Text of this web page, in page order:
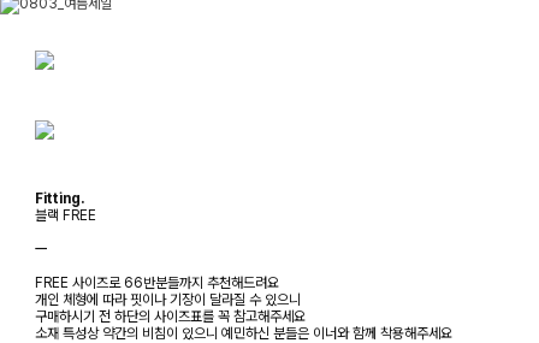
Fitting.
블랙 FREE
ㅡ
FREE 사이즈로 66반분들까지 추천해드려요
개인 체형에 따라 핏이나 기장이 달라질 수 있으니
구매하시기 전 하단의 사이즈표를 꼭 참고해주세요
소재 특성상 약간의 비침이 있으니 예민하신 분들은 이너와 함께 착용해주세요